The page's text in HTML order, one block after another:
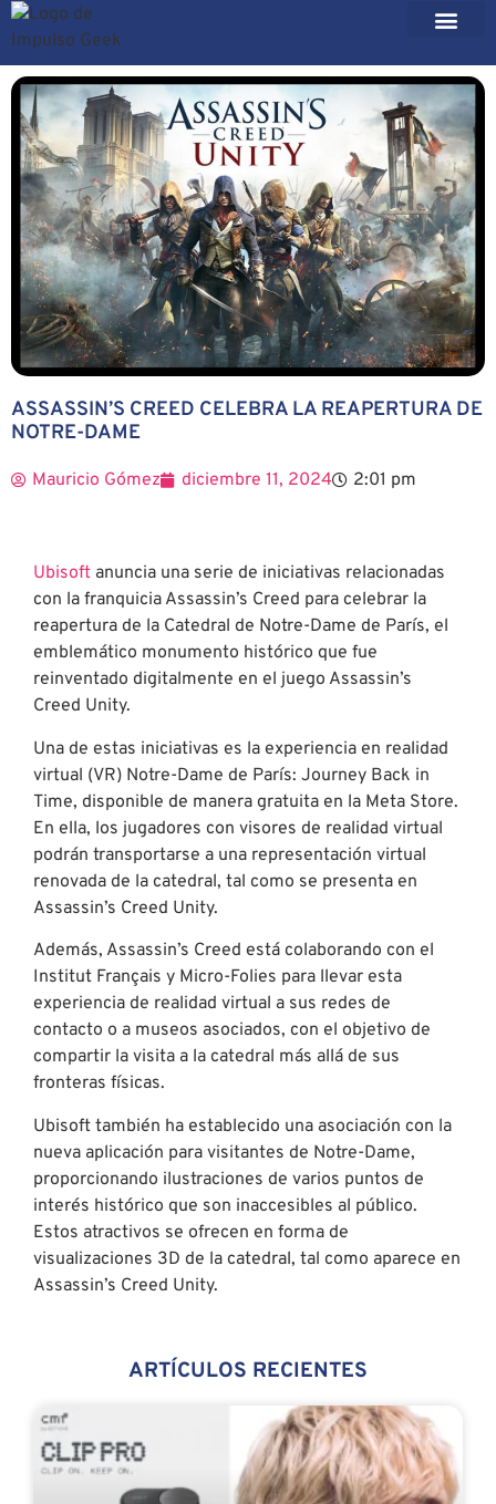
ASSASSIN’S CREED CELEBRA LA REAPERTURA DE
NOTRE-DAME
Mauricio Gómez diciembre 11, 2024 2:01 pm
Ubisoft anuncia una serie de iniciativas relacionadas
con la franquicia Assassin’s Creed para celebrar la
reapertura de la Catedral de Notre-Dame de París, el
emblemático monumento histórico que fue
reinventado digitalmente en el juego Assassin’s
Creed Unity.
Una de estas iniciativas es la experiencia en realidad
virtual (VR) Notre-Dame de París: Journey Back in
Time, disponible de manera gratuita en la Meta Store.
En ella, los jugadores con visores de realidad virtual
podrán transportarse a una representación virtual
renovada de la catedral, tal como se presenta en
Assassin’s Creed Unity.
Además, Assassin’s Creed está colaborando con el
Institut Français y Micro-Folies para llevar esta
experiencia de realidad virtual a sus redes de
contacto o a museos asociados, con el objetivo de
compartir la visita a la catedral más allá de sus
fronteras físicas.
Ubisoft también ha establecido una asociación con la
nueva aplicación para visitantes de Notre-Dame,
proporcionando ilustraciones de varios puntos de
interés histórico que son inaccesibles al público.
Estos atractivos se ofrecen en forma de
visualizaciones 3D de la catedral, tal como aparece en
Assassin’s Creed Unity.
ARTÍCULOS RECIENTES